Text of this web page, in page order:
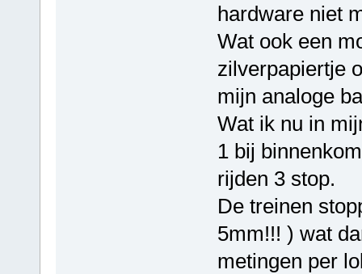
hardware niet
Wat ook een
zilverpapiertje
mijn analoge
Wat ik nu in
1 bij
rijden 3 stop.
De treinen
5mm!!! ) wat
metingen per